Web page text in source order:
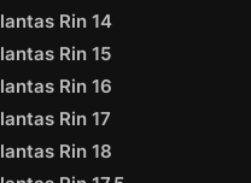
Rin 14
Rin 15
Rin 16
Rin 17
Rin 18